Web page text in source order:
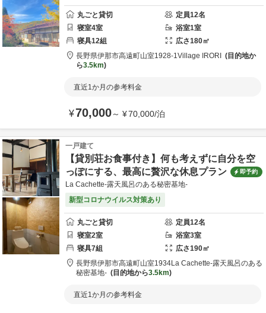
丸ごと貸切 定員12名
寝室4室 浴室1室
寝具12組 広さ180㎡
長野県伊那市高遠町山室1928-1Village IRORI
目的地か
ら3.5km
直近1か月の参考料金
¥70,000～ ¥70,000/泊
一戸建て
【貸別荘お食事付き】何も考えずに自分を空
っぽにする、最高に贅沢な休息プラン
即予約
La Cachette-露天風呂のある秘密基地-
新型コロナウイルス対策あり
丸ごと貸切 定員12名
寝室2室 浴室3室
寝具7組 広さ190㎡
長野県伊那市高遠町山室1934La Cachette-露天風呂のある
秘密基地-
目的地から3.5km
直近1か月の参考料金